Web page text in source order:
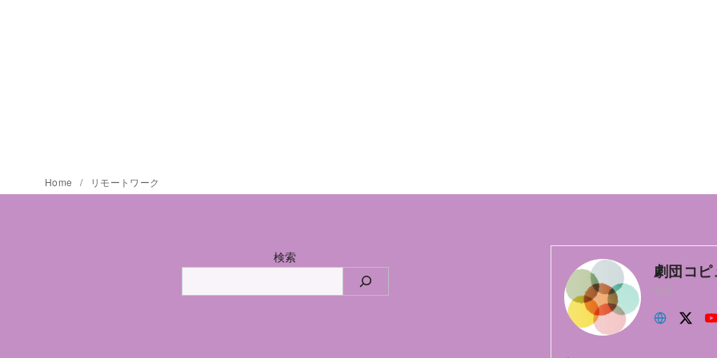
Home リモートワーク
検索
劇団コピ
主宰